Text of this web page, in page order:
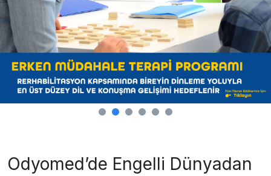
Odyomed’de Engelli Dünyadan